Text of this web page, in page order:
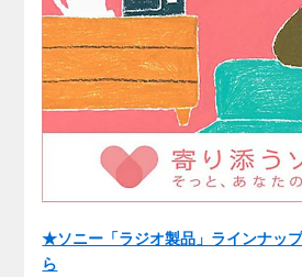
★ソニー「ラジオ製品」ラインナッ
ら